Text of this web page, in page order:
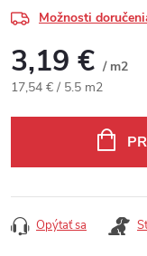
Možnosti
3,19 € / m2
Jednotková cena:
17,54 € / 5.5 m2
Opýtať sa